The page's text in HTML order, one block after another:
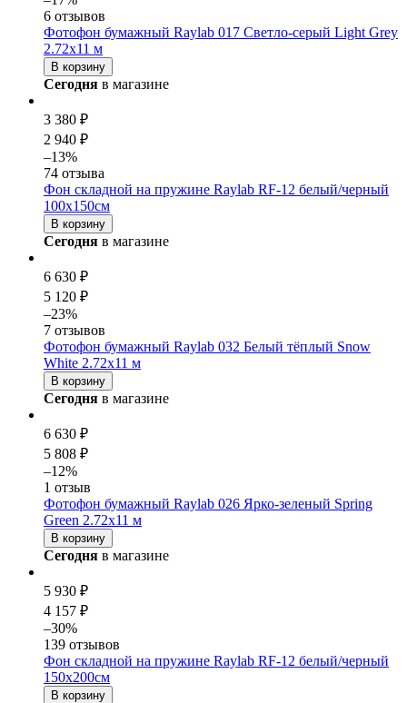
6 отзывов
Фотофон бумажный Raylab 017 Светло-серый Light Grey
2.72x11 м
В корзину
Сегодня в магазине
3 380 ₽
2 940 ₽
–13%
74 отзыва
Фон складной на пружине Raylab RF-12 белый/черный
100x150см
В корзину
Сегодня в магазине
6 630 ₽
5 120 ₽
–23%
7 отзывов
Фотофон бумажный Raylab 032 Белый тёплый Snow
White 2.72x11 м
В корзину
Сегодня в магазине
6 630 ₽
5 808 ₽
–12%
1 отзыв
Фотофон бумажный Raylab 026 Ярко-зеленый Spring
Green 2.72x11 м
В корзину
Сегодня в магазине
5 930 ₽
4 157 ₽
–30%
139 отзывов
Фон складной на пружине Raylab RF-12 белый/черный
150x200см
В корзину